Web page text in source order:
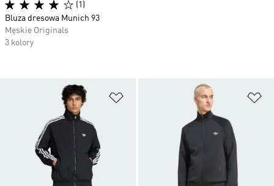
Dodaj do listy życzeń
(1)
Bluza dresowa Munich 93
Męskie Originals
3 kolory